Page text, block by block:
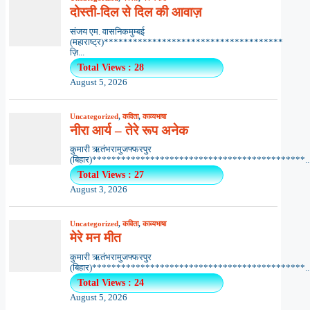
दोस्ती-दिल से दिल की आवाज़
संजय एम. वासनिकमुम्बई
(महाराष्ट्र)*************************************
ज़ि...
Total Views : 28
August 5, 2026
Uncategorized,कविता,काव्यभाषा
नीरा आर्य – तेरे रूप अनेक
कुमारी ऋतंभरामुजफ्फरपुर
Total Views : 27
August 3, 2026
Uncategorized,कविता,काव्यभाषा
मेरे मन मीत
कुमारी ऋतंभरामुजफ्फरपुर
Total Views : 24
August 5, 2026